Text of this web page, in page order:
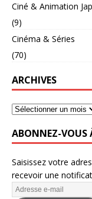
Ciné & Animation
(9)
Cinéma & Séries
(70)
ARCHIVES
ABONNEZ-VOUS
Saisissez votre
recevoir une